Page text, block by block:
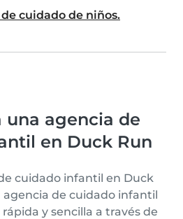
cuidado de niños.
una agencia de
en Duck Run
cuidado infantil en Duck
agencia de cuidado infantil
y sencilla a través de